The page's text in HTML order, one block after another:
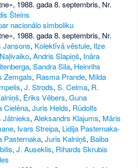
1988. gada 8. septembris, Nr.
Šteins
nacionālo simboliku
1988. gada 8. septembris, Nr.
Jansons, Kolektīvā vēstule, Ilze
, Andris Slapiņš, Ināra
, Sandra Sila, Heinrihs
Zemgals, Rasma Prande, Milda
, J. Strods, S. Celma, R.
, Ēriks Vēbers, Guna
Cielēna, Juris Helds, Rūdolfs
Jātnieks, Aleksandrs Klajums, Māris
, Ivars Streipa, Lidija Pasternaka-
Pasternaka, Juris Kalniņš, Baiba
, J. Auseklis, Rihards Skrubis